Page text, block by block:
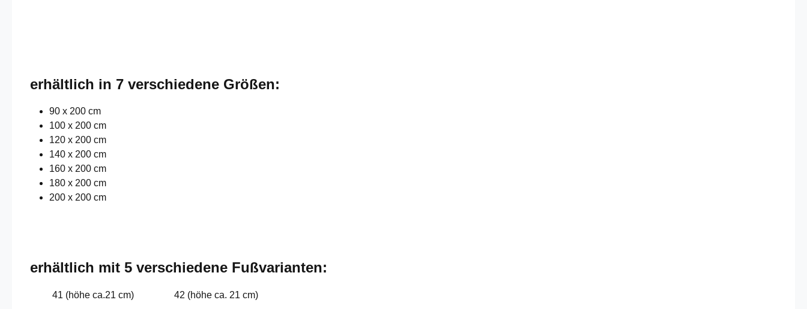
erhältlich in 7 verschiedene Größen:
90 x 200 cm
100 x 200 cm
120 x 200 cm
140 x 200 cm
160 x 200 cm
180 x 200 cm
200 x 200 cm
erhältlich mit 5 verschiedene Fußvarianten:
41 (höhe ca.21 cm) 42 (höhe ca. 21 cm)